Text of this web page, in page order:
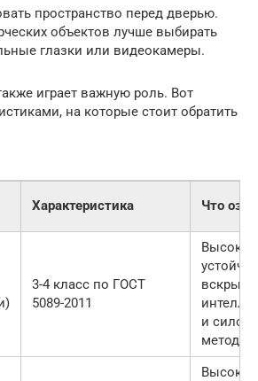
пространство перед дверью.
объектов лучше выбирать
глазки или видеокамеры.
играет важную роль. Вот
на которые стоит обратить
Характеристика Что
3-4 класс по ГОСТ
5089-2011
Высокая
и
Высокая